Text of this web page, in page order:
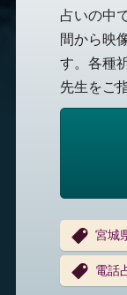
占いの中
間から映
す。各種
先生をご
宮城
電話